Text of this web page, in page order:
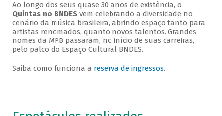
Ao longo dos seus quase 30 anos de existência, o
Quintas no BNDESvem celebrando a diversidade no
cenário da música brasileira, abrindo espaço tanto para
artistas renomados, quanto novos talentos. Grandes
nomes da MPB passaram, no início de suas carreiras,
pelo palco do Espaço Cultural BNDES.
Saiba como funciona a reserva de ingressos.